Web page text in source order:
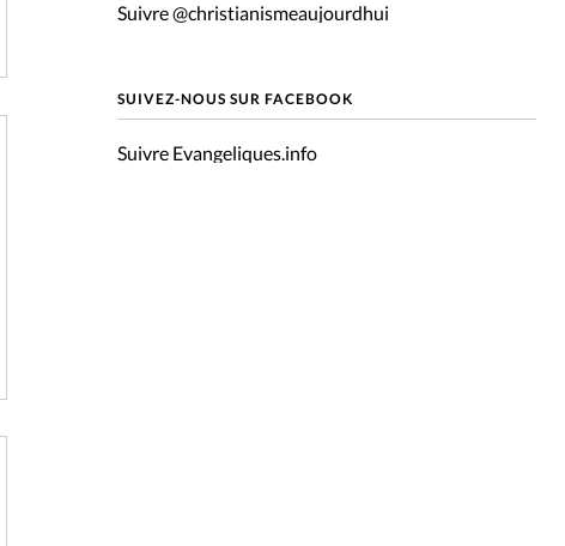
d'adresse
Suivre @christianismeaujourdhui
SUIVEZ-NOUS SUR FACEBOOK
Suivre Evangeliques.info